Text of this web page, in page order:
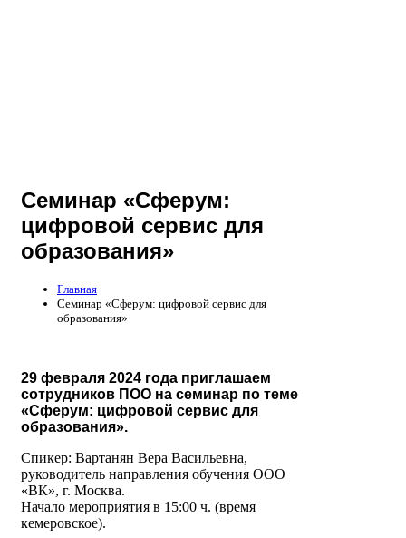
Семинар «Сферум:
цифровой сервис для
образования»
Главная
Семинар «Сферум: цифровой сервис для
образования»
29 февраля 2024 года приглашаем
сотрудников ПОО на семинар по теме
«Сферум: цифровой сервис для
образования».
Спикер: Вартанян Вера Васильевна,
руководитель направления обучения ООО
«ВК», г. Москва.
Начало мероприятия в 15:00 ч. (время
кемеровское).